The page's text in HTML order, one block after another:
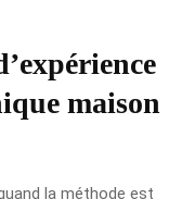
maison
la méthode est